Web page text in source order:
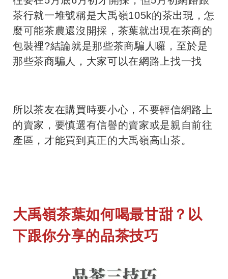
茶行就一堆號稱是大禹嶺105k的茶出現，怎
麼可能茶農還沒開採，茶葉就出現在茶商的
包裝裡?結論就是那些茶商騙人囉，至於是
那些茶商騙人，大家可以在網路上找一找
所以茶友在購買時要小心，不要輕信網路上
的賣家，要慎選有信譽的賣家或是親自前往
產區，才能買到真正的大禹嶺高山茶。
大禹嶺茶葉如何喝最甘甜？以
下跟你分享的品茶技巧